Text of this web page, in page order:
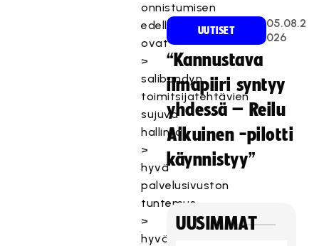
onnistumisen
edellytyksenä
ovat
>
salibandyn
toimitsijatehtävien
sujuva
hallinta
>
hyvä
palvelusivuston
tuntemus
>
hyvät
UUTISET
05.08.2
026
“Kannustava
ilmapiiri syntyy
yhdessä – Reilu
Aikuinen -pilotti
käynnistyy”
UUSIMMAT